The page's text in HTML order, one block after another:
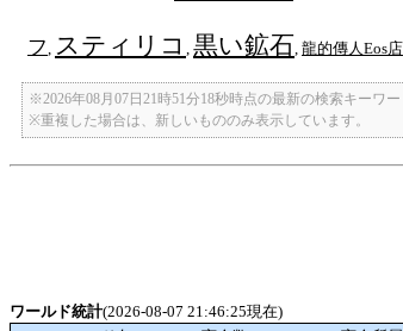
フ スティリコ 黒い鉱石 龍的傳人Eos店
※2026年08月07日21時51分18秒時点の最新の検索キーワー
※重複した場合は、新しいもののみ表示しています。
ワールド統計(2026-08-07 21:46:25現在)